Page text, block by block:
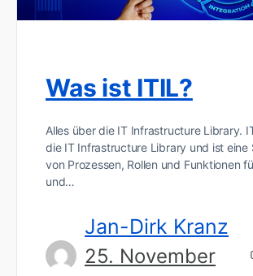
Was ist ITIL?
Alles über die IT Infrastructure Library.
die IT Infrastructure Library und ist eine
von Prozessen, Rollen und Funktionen
und…
Jan-Dirk Kranz
25. November